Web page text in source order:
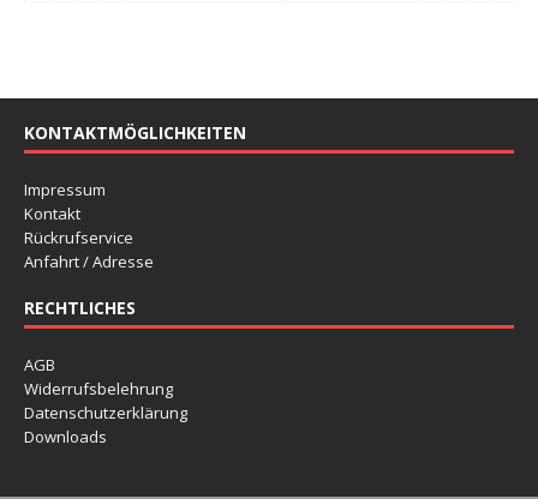
KONTAKTMÖGLICHKEITEN
Impressum
Kontakt
Rückrufservice
Anfahrt / Adresse
RECHTLICHES
AGB
Widerrufsbelehrung
Datenschutzerklärung
Downloads